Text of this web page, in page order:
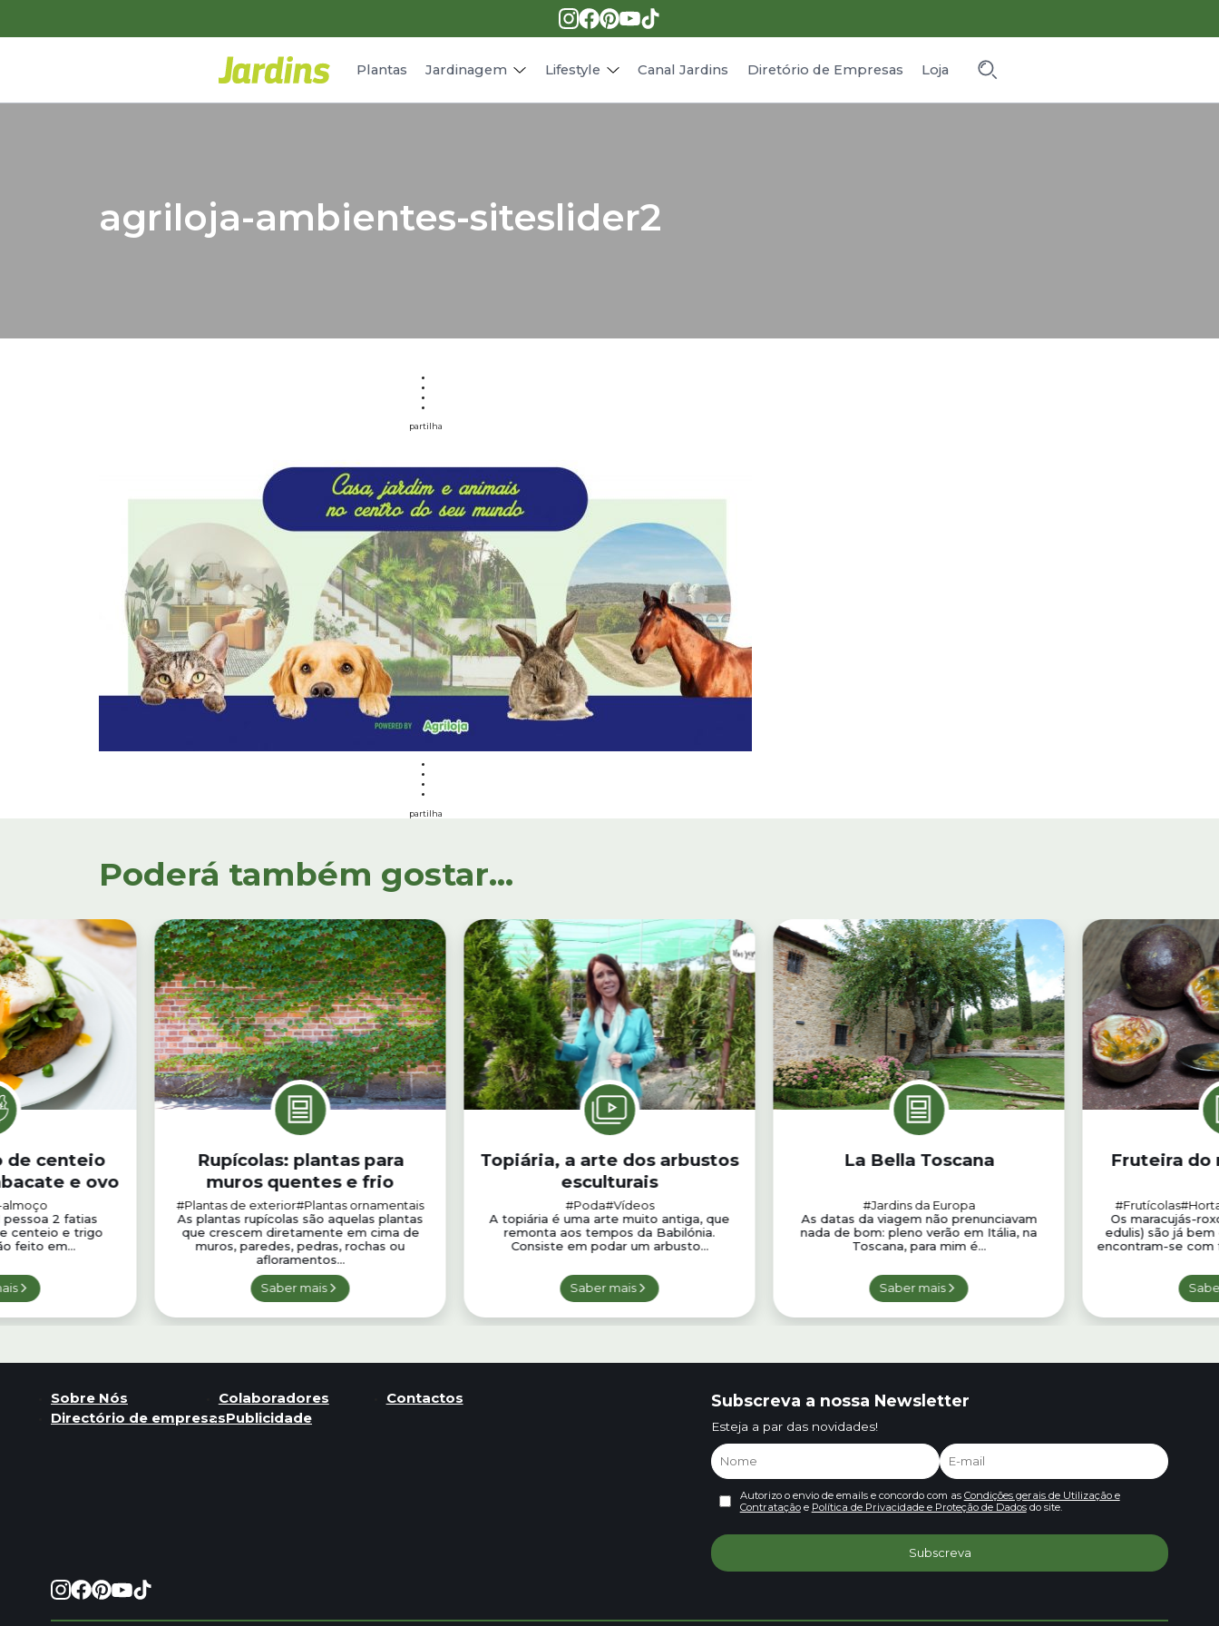
Plantas Jardinagem Lifestyle
Receitas
Canal Jardins Diretório de Empresas Loja
agriloja-ambientes-siteslider2
partilha
partilha
Poderá também gostar...
de centeio
e ovo
pessoa 2 fatias
centeio e trigo
feito em...
Rupícolas: plantas para
muros quentes e frio
#Plantas de exterior#Plantas ornamentais
As plantas rupícolas são aquelas plantas
que crescem diretamente em cima de
muros, paredes, pedras, rochas ou
afloramentos...
Saber mais
Topiária, a arte dos arbustos
esculturais
#Poda#Vídeos
A topiária é uma arte muito antiga, que
remonta aos tempos da Babilónia.
Consiste em podar um arbusto...
Saber mais
La Bella Toscana
#Jardins da Europa
As datas da viagem não prenunciavam
nada de bom: pleno verão em Itália, na
Toscana, para mim é...
Saber mais
Fruteira do
#Frutícolas
Os maracujás-
edulis) são já
encontram-se com
Sobre Nós Colaboradores
Contactos
Directório de empresasPublicidade
Subscreva a nossa Newsletter
Esteja a par das novidades!
Autorizo o envio de emails e concordo com as Condições gerais de Utilização e
Contrataçãoe Política de Privacidade e Proteção de Dadosdo site.